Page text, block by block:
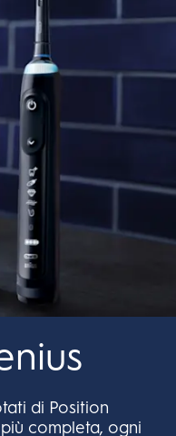
di Position
completa, ogni